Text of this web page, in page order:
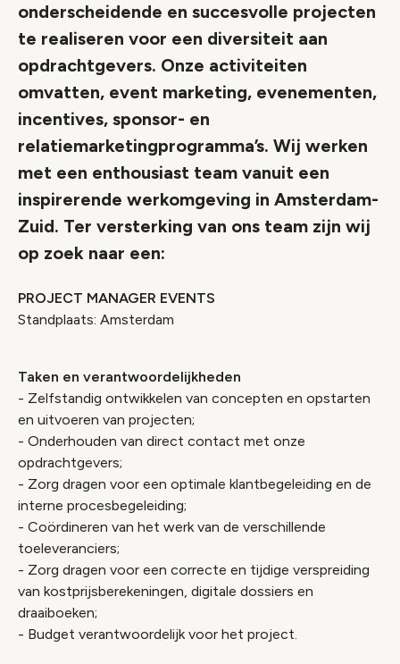
onderscheidende en succesvolle projecten
te realiseren voor een diversiteit aan
opdrachtgevers. Onze activiteiten
omvatten, event marketing, evenementen,
incentives, sponsor- en
relatiemarketingprogramma’s. Wij werken
met een enthousiast team vanuit een
inspirerende werkomgeving in Amsterdam-
Zuid. Ter versterking van ons team zijn wij
op zoek naar een:
PROJECT MANAGER EVENTS
Standplaats: Amsterdam
Taken en verantwoordelijkheden
- Zelfstandig ontwikkelen van concepten en opstarten
en uitvoeren van projecten;
- Onderhouden van direct contact met onze
opdrachtgevers;
- Zorg dragen voor een optimale klantbegeleiding en de
interne procesbegeleiding;
- Coördineren van het werk van de verschillende
toeleveranciers;
- Zorg dragen voor een correcte en tijdige verspreiding
van kostprijsberekeningen, digitale dossiers en
draaiboeken;
- Budget verantwoordelijk voor het project.